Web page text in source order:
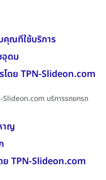
ณที่ใช้บริการ
อุดม
โดย TPN-Slideon.com
Slideon.com บริการรถยกรถ
าญ
ย TPN-Slideon.com